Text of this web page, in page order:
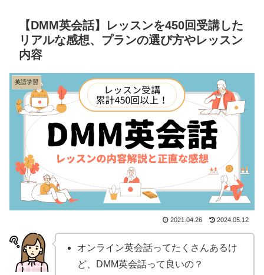
【DMM英会話】レッスンを450回受講した
リアルな感想、プランの選び方やレッスン
内容
英語学習
2021.04.26 2024.05.12
オンライン英会話ってたくさんあるけ
ど、DMM英会話って良いの？